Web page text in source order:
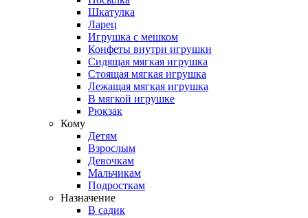
Шкатулка
Ларец
Игрушка с мешком
Конфеты внутри игрушки
Сидящая мягкая игрушка
Стоящая мягкая игрушка
Лежащая мягкая игрушка
В мягкой игрушке
Рюкзак
Кому
Детям
Взрослым
Девочкам
Мальчикам
Подросткам
Назначение
В садик